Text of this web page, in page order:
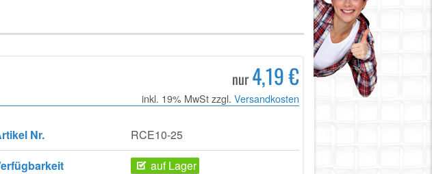
nur4,19 €
inkl. 19% MwSt zzgl. Versandkosten
Nr.
RCE10-25
auf Lager